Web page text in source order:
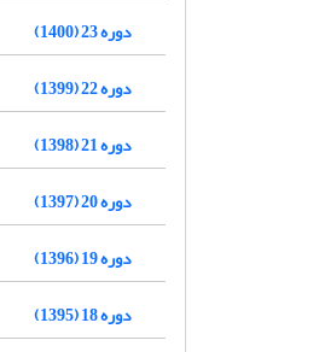
دوره 23 (1400)
دوره 22 (1399)
دوره 21 (1398)
دوره 20 (1397)
دوره 19 (1396)
دوره 18 (1395)